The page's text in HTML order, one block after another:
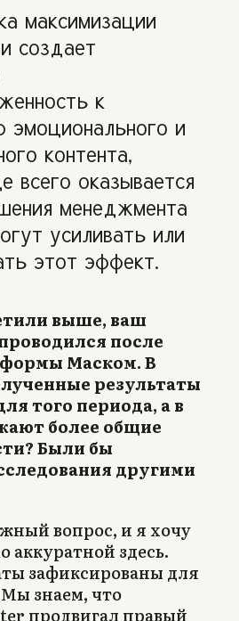
максимизации
создает
к
и
контента,
всего оказывается
менеджмента
усиливать или
этот эффект.
выше, ваш
после
Маском. В
результаты
того периода, а в
более общие
Были бы
другими
вопрос, и я хочу
аккуратной здесь.
зафиксированы для
Мы знаем, что
продвигал правый